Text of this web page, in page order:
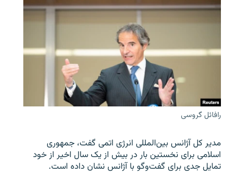
رافائل گروسی
مدیر کل آژانس بین‌المللی انرژی اتمی گفت، جمهوری
اسلامی برای نخستین بار در بیش از یک سال اخیر از خود
تمایل جدی برای گفت‌وگو با آژانس نشان داده است.